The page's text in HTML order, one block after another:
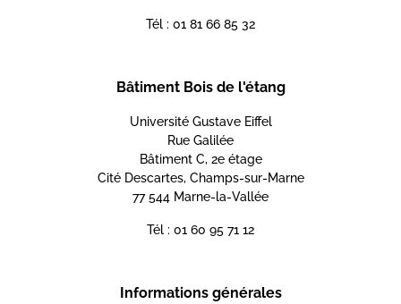
Tél : 01 81 66 85 32
Bâtiment Bois de l'étang
Université Gustave Eiffel
Rue Galilée
Bâtiment C, 2e étage
Cité Descartes, Champs-sur-Marne
77 544 Marne-la-Vallée
Tél : 01 60 95 71 12
Informations générales